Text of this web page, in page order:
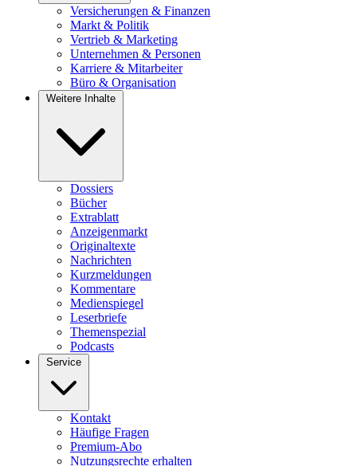
Versicherungen & Finanzen
Markt & Politik
Vertrieb & Marketing
Unternehmen & Personen
Karriere & Mitarbeiter
Büro & Organisation
Weitere Inhalte
Dossiers
Bücher
Extrablatt
Anzeigenmarkt
Originaltexte
Nachrichten
Kurzmeldungen
Kommentare
Medienspiegel
Leserbriefe
Themenspezial
Podcasts
Service
Kontakt
Häufige Fragen
Premium-Abo
Nutzungsrechte erhalten